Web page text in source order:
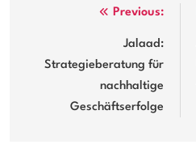
Previous:
Jalaad:
Strategieberatung für
nachhaltige
Geschäftserfolge